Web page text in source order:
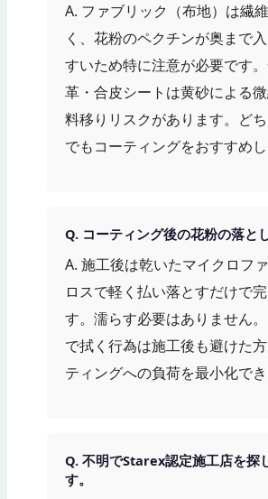
A. ファブリック（布地）は繊
く、花粉のペクチンが奥まで
すいため特に注意が必要です
革・合皮シートは黄砂による
料移りリスクがあります。ど
でもコーティングをおすすめし
Q. コーティング後の花粉の落と
A. 施工後は乾いたマイクロフ
ロスで軽く払い落とすだけで
す。濡らす必要はありません
で拭く行為は施工後も避けた
ティングへの負荷を最小化でき
Q. 不明でStarex認定施工店を探
す。